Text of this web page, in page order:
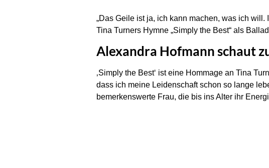
„Das Geile ist ja, ich kann machen, was ich
Tina Turners Hymne „Simply the Best“ als
Alexandra Hofmann schaut
‚Simply the Best‘ ist eine Hommage an Tina
dass ich meine Leidenschaft schon so lange
bemerkenswerte Frau, die bis ins Alter ihr